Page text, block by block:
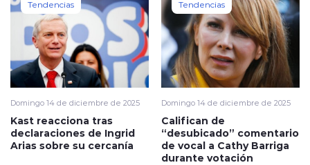
Tendencias
Domingo 14 de diciembre de 2025
Kast reacciona tras
declaraciones de Ingrid
Arias sobre su cercanía
Tendencias
Domingo 14 de diciembre de 2025
Califican de
“desubicado” comentario
de vocal a Cathy Barriga
durante votación